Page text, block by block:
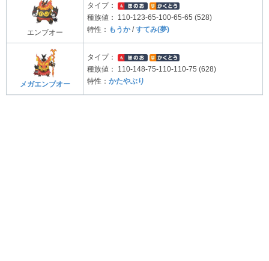
エンブオー
タイプ：
種族値：
110-123-65-100-65-65 (528)
特性： もうか/すてみ(夢)
メガエンブオー
タイプ：
種族値：
110-148-75-110-110-75 (628)
特性： かたやぶり